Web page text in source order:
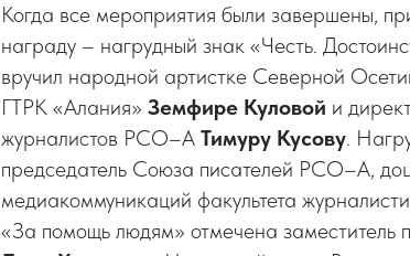
Когда все мероприятия были завершены,
награду – нагрудный знак «Честь.
вручил народной артистке Северной
ГТРК «Алания» Земфире Куловой и
журналистов РСО–А Тимуру Кусову.
председатель Союза писателей РСО–А,
медиакоммуникаций факультета
«За помощь людям» отмечена